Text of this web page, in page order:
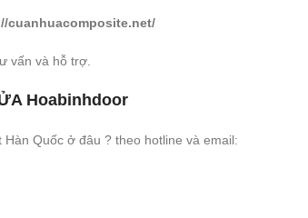
cuanhuacomposite.net/
vấn và hỗ trợ.
Hoabinhdoor
Quốc ở đâu ? theo hotline và email: